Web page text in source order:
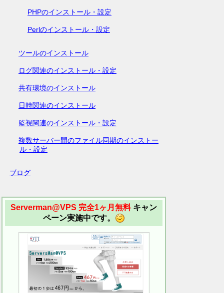
PHPのインストール・設定
Perlのインストール・設定
ツールのインストール
ログ関連のインストール・設定
共有環境のインストール
日時関連のインストール
監視関連のインストール・設定
複数サーバー間のファイル同期のインストー
ル・設定
ブログ
Serverman@VPS 完全1ヶ月無料キャン
ペーン実施中です。